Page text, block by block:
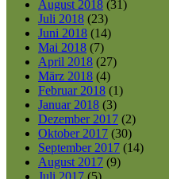
August 2018 (31)
Juli 2018 (23)
Juni 2018 (14)
Mai 2018 (7)
April 2018 (27)
März 2018 (4)
Februar 2018 (1)
Januar 2018 (3)
Dezember 2017 (2)
Oktober 2017 (30)
September 2017 (14)
August 2017 (9)